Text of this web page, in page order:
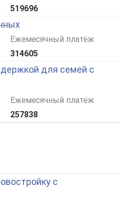
519696
Ежемесячный платёж
314605
для семей с
Ежемесячный платёж
257838
с